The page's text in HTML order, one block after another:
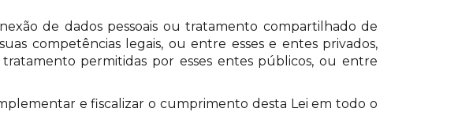
de dados pessoais ou tratamento compartilhado de
competências legais, ou entre esses e entes privados,
permitidas por esses entes públicos, ou entre
e fiscalizar o cumprimento desta Lei em todo o